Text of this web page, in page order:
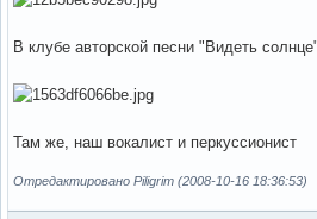
В клубе авторской песни "Видеть
Там же, наш вокалист и перкуссионист
Отредактировано Piligrim (2008-10-16 18:36:53)